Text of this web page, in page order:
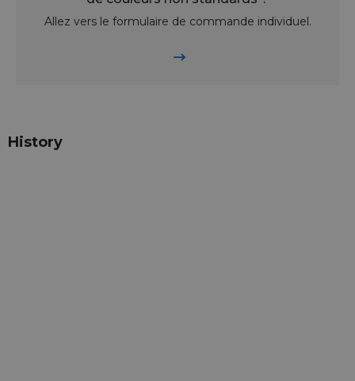
Allez vers le formulaire de commande individuel.
History